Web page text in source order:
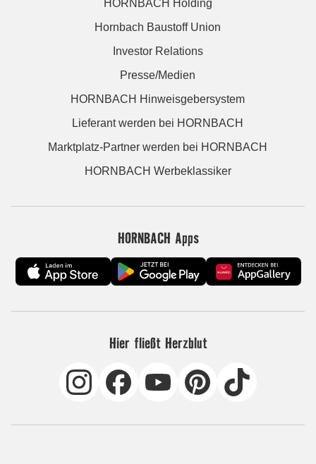
HORNBACH Holding
Hornbach Baustoff Union
Investor Relations
Presse/Medien
HORNBACH Hinweisgebersystem
Lieferant werden bei HORNBACH
Marktplatz-Partner werden bei HORNBACH
HORNBACH Werbeklassiker
HORNBACH Apps
Hier fließt Herzblut